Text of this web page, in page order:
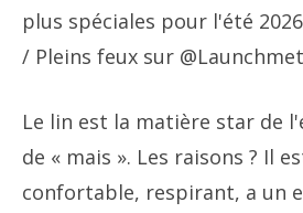
plus spéciales pour l'été
/ Pleins feux sur
Le lin est la matière star de
de « mais ». Les raisons ? Il
confortable, respirant, a un